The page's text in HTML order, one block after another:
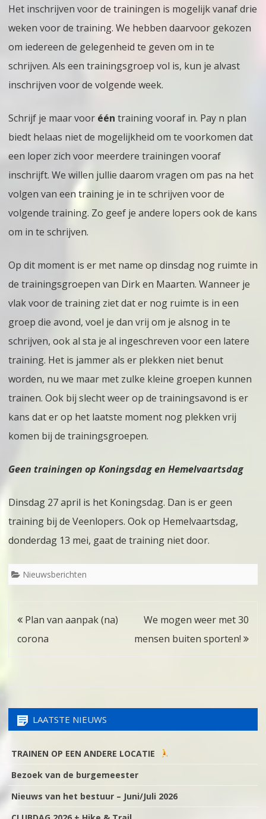
Het inschrijven voor de trainingen is mogelijk vanaf drie
weken voor de training. We hebben daarvoor gekozen
om iedereen de gelegenheid te geven om in te
schrijven. Als een trainingsgroep vol is, kun je alvast
inschrijven voor de volgende week.
Schrijf je maar voor één training vooraf in. Pay n plan
biedt helaas niet de mogelijkheid om te voorkomen dat
een loper zich voor meerdere trainingen vooraf
inschrijft. We willen jullie daarom vragen om pas na het
volgen van een training je in te schrijven voor de
volgende training. Zo geef je andere lopers ook de kans
om in te schrijven.
Op dit moment is er met name op dinsdag nog ruimte in
de trainingsgroepen van Dirk en Maarten. Wanneer je
vlak voor de training ziet dat er nog ruimte is in een
groep die avond, voel je dan vrij om je alsnog in te
schrijven, ook al sta je al ingeschreven voor een latere
training. Het is jammer als er plekken niet benut
worden, nu we maar met zulke kleine groepen kunnen
trainen. Ook bij slecht weer op de trainingsavond is er
kans dat er op het laatste moment nog plekken vrij
komen bij de trainingsgroepen.
Geen trainingen op Koningsdag en Hemelvaartsdag
Dinsdag 27 april is het Koningsdag. Dan is er geen
training bij de Veenlopers. Ook op Hemelvaartsdag,
donderdag 13 mei, gaat de training niet door.
Nieuwsberichten
Bericht
navigatie
Plan van aanpak (na)
corona
We mogen weer met 30
mensen buiten sporten!
LAATSTE NIEUWS
TRAINEN OP EEN ANDERE LOCATIE
Bezoek van de burgemeester
Nieuws van het bestuur – Juni/Juli 2026